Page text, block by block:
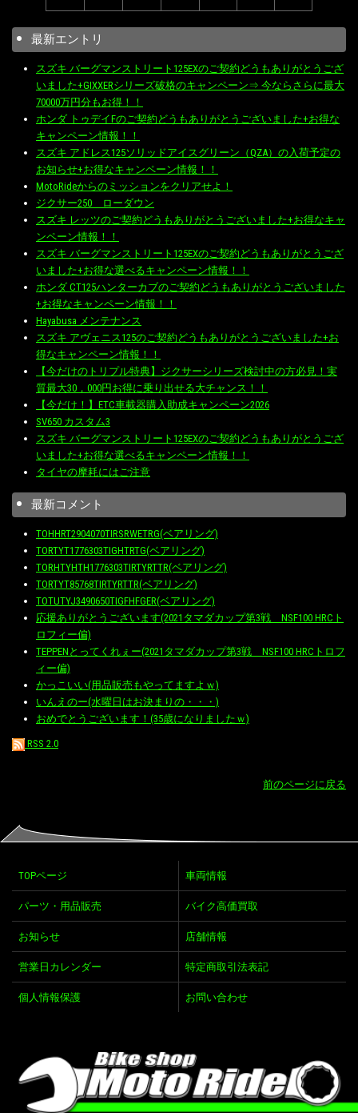
最新エントリ
スズキ バーグマンストリート125EXのご契約どうもありがとうござ
いました+GIXXERシリーズ破格のキャンペーン⇒ 今ならさらに最大
70000万円分もお得！！
ホンダ トゥデイFのご契約どうもありがとうございました+お得な
キャンペーン情報！！
スズキ アドレス125ソリッドアイスグリーン（QZA）の入荷予定の
お知らせ+お得なキャンペーン情報！！
MotoRideからのミッションをクリアせよ！
ジクサー250 ローダウン
スズキ レッツのご契約どうもありがとうございました+お得なキャ
ンペーン情報！！
スズキ バーグマンストリート125EXのご契約どうもありがとうござ
いました+お得な選べるキャンペーン情報！！
ホンダ CT125ハンターカブのご契約どうもありがとうございました
+お得なキャンペーン情報！！
Hayabusa メンテナンス
スズキ アヴェニス125のご契約どうもありがとうございました+お
得なキャンペーン情報！！
【今だけのトリプル特典】ジクサーシリーズ検討中の方必見！実
質最大30，000円お得に乗り出せる大チャンス！！
【今だけ！】ETC車載器購入助成キャンペーン2026
SV650 カスタム3
スズキ バーグマンストリート125EXのご契約どうもありがとうござ
いました+お得な選べるキャンペーン情報！！
タイヤの摩耗にはご注意
最新コメント
TOHHRT2904070TIRSRWETRG(ベアリング)
TORTYT1776303TIGHTRTG(ベアリング)
TORHTYHTH1776303TIRTYRTTR(ベアリング)
TORTYT85768TIRTYRTTR(ベアリング)
TOTUTYJ3490650TIGFHFGER(ベアリング)
応援ありがとうございます(2021タマダカップ第3戦 NSF100 HRCト
ロフィー偏)
TEPPENとってくれぇー(2021タマダカップ第3戦 NSF100 HRCトロフ
ィー偏)
かっこいい(用品販売もやってますよｗ)
いんえのー(水曜日はお決まりの・・・)
おめでとうございます！(35歳になりましたｗ)
RSS 2.0
前のページに戻る
TOPページ 車両情報
パーツ・用品販売 バイク高価買取
お知らせ 店舗情報
営業日カレンダー 特定商取引法表記
個人情報保護 お問い合わせ